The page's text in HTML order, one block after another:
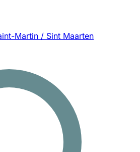
Martin / Sint Maarten